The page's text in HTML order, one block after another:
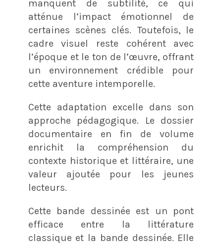
manquent de subtilité, ce qui
atténue l’impact émotionnel de
certaines scènes clés. Toutefois, le
cadre visuel reste cohérent avec
l’époque et le ton de l’œuvre, offrant
un environnement crédible pour
cette aventure intemporelle.
Cette adaptation excelle dans son
approche pédagogique. Le dossier
documentaire en fin de volume
enrichit la compréhension du
contexte historique et littéraire, une
valeur ajoutée pour les jeunes
lecteurs.
Cette bande dessinée est un pont
efficace entre la littérature
classique et la bande dessinée. Elle